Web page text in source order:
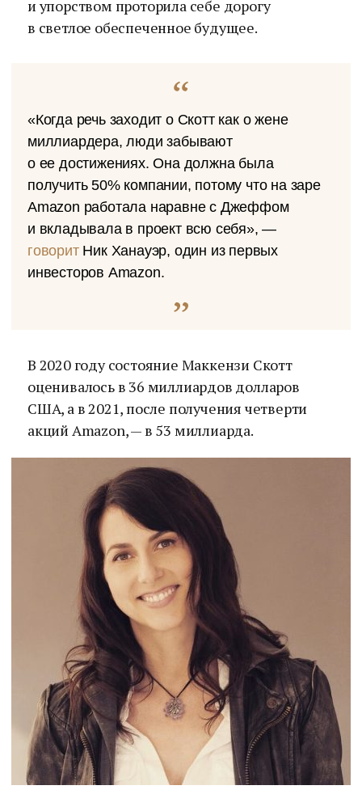
и упорством проторила себе дорогу
в светлое обеспеченное будущее.
«Когда речь заходит о Скотт как о жене
миллиардера, люди забывают
о ее достижениях. Она должна была
получить 50% компании, потому что на заре
Amazon работала наравне с Джеффом
и вкладывала в проект всю себя», —
говоритНик Ханауэр, один из первых
инвесторов Amazon.
В 2020 году состояние Маккензи Скотт
оценивалось в 36 миллиардов долларов
США, а в 2021, после получения четверти
акций Amazon, — в 53 миллиарда.